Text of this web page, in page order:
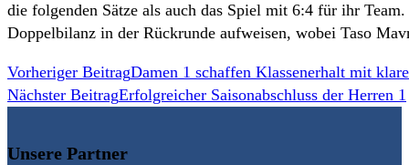
die folgenden Sätze als auch das Spiel mit 6:4 für ihr
Doppelbilanz in der Rückrunde aufweisen, wobei Taso
Weitere
Artikel
Vorheriger BeitragDamen 1 schaffen Klassenerhalt mit
Nächster BeitragErfolgreicher Saisonabschluss der Herren 1
Unsere Partner